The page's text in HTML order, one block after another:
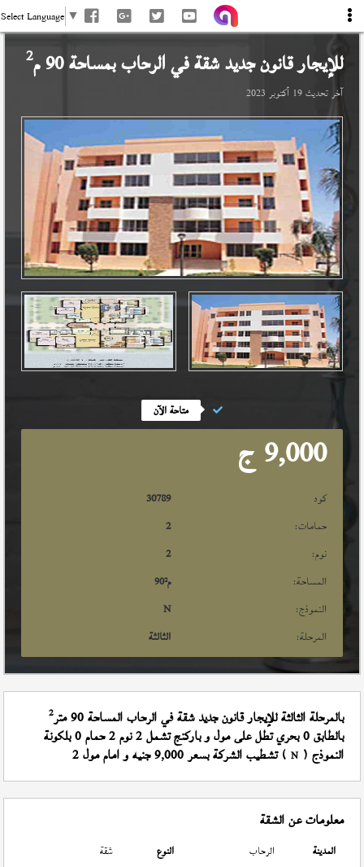
Select Language ▼
للإيجار قانون جديد شقة فيالرحاببمساحة 90 م 2
آخر تحديث19 أكتوبر 2023
متاحة الآن
9,000 ج
كود
30789
حمامات:
2
نوم:
2
المساحة:
90م²
النموذج:
N
المرحلة:
الثالثة
بالمرحلة الثالثة للإيجار قانون جديد شقة في الرحاب المساحة 90 متر 2
بالطابق 0 بحري تطل على مول و باركنج تشمل 2 نوم 2 حمام 0 بلكونة
النموذج (N ) تشطيب الشركة بسعر 9,000 جنيه و امام مول 2
معلومات عن الشقة
المدينة الرحاب النوع
شقة